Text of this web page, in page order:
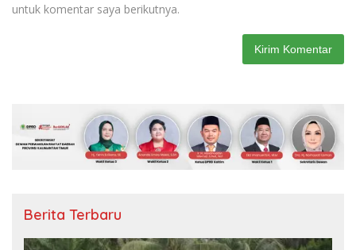
untuk komentar saya berikutnya.
Berita Terbaru